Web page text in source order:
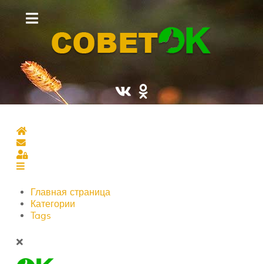
Главная страница
Подписаться на блог
Sign In
Главная страница
Категории
Tags